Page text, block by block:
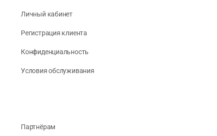
Личный кабинет
Регистрация клиента
Конфиденциальность
Условия обслуживания
Партнёрам